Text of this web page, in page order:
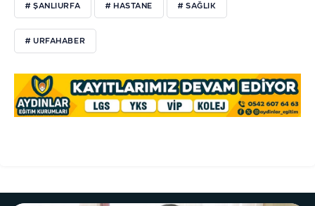
# ŞANLIURFA # HASTANE # SAĞLIK
# URFAHABER